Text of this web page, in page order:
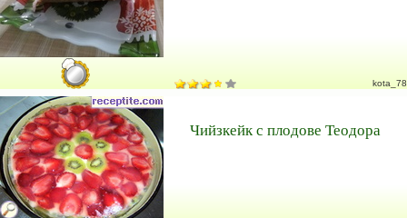
kota_78
Чийзкейк с плодове Теодора